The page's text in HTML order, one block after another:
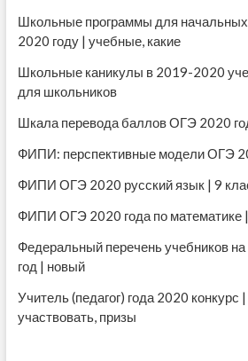
Школьные программы для
2020 году | учебные, какие
Школьные каникулы в 2019-2020
для школьников
Шкала перевода баллов ОГЭ 2020
ФИПИ: перспективные модели ОГЭ
ФИПИ ОГЭ 2020 русский язык | 9
ФИПИ ОГЭ 2020 года по математике
Федеральный перечень учебников
год | новый
Учитель (педагог) года 2020 конкурс
участвовать, призы